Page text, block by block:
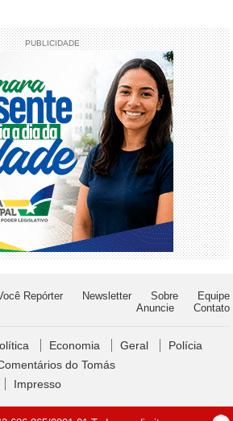
PUBLICIDADE
Repórter Newsletter Sobre
Equipe
Anuncie
Contato
Economia Geral
Polícia
do Tomás
Impresso